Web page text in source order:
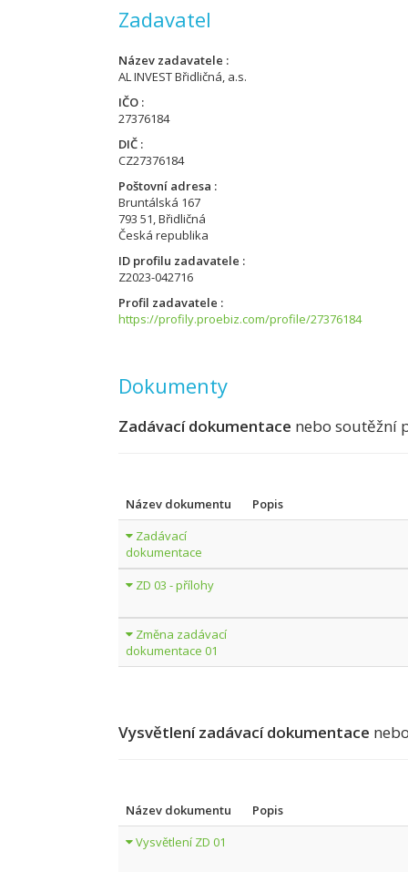
Zadavatel
Název zadavatele
AL INVEST Břidličná, a.s.
IČO
27376184
DIČ
CZ27376184
Poštovní adresa
Bruntálská 167
793 51, Břidličná
Česká republika
ID profilu zadavatele
Z2023-042716
Profil zadavatele
https://profily.proebiz.com/profile/27376184
Dokumenty
Zadávací dokumentace nebo soutěžní
Název dokumentu
Popis
Zadávací
dokumentace
ZD 03 - přílohy
Změna zadávací
dokumentace 01
Vysvětlení zadávací dokumentace
Název dokumentu
Popis
Vysvětlení ZD 01